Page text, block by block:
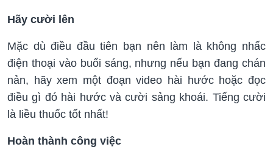
Hãy cười lên
Mặc dù điều đầu tiên bạn nên làm là không nhấc
điện thoại vào buổi sáng, nhưng nếu bạn đang chán
nản, hãy xem một đoạn video hài hước hoặc đọc
điều gì đó hài hước và cười sảng khoái. Tiếng cười
là liều thuốc tốt nhất!
Hoàn thành công việc